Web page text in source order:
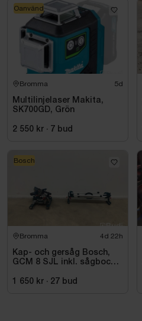
Bromma 5d
Multilinjelaser Makita,
SK700GD, Grön
2 550 kr · 7 bud
Oanvänd
Bromma 4d 22h
Kap- och gersåg Bosch,
GCM 8 SJL inkl. sågbock
1 650 kr · 27 bud
Bosch